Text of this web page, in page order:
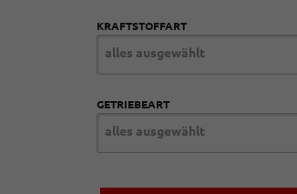
KRAFTSTOFFART
alles ausgewählt
GETRIEBEART
alles ausgewählt